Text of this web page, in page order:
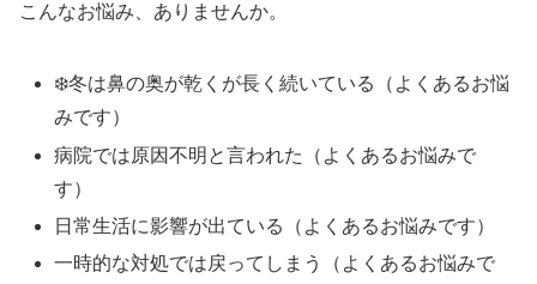
こんなお悩み、ありませんか。
❄️冬は鼻の奥が乾くが長く続いている（よくあるお悩
みです）
病院では原因不明と言われた（よくあるお悩みで
す）
日常生活に影響が出ている（よくあるお悩みです）
一時的な対処では戻ってしまう（よくあるお悩みで